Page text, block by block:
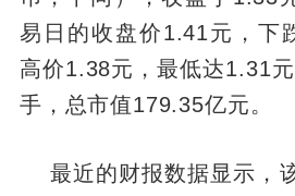
易日的收盘价1.41元，下
高价1.38元，最低达1.31
手，总市值179.35亿元。
最近的财报数据显示，